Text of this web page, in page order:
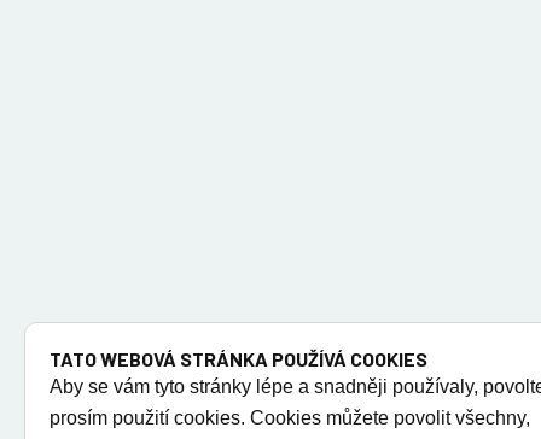
TATO WEBOVÁ STRÁNKA POUŽÍVÁ COOKIES
Aby se vám tyto stránky lépe a snadněji používaly,
prosím použití cookies. Cookies můžete povolit všechny,